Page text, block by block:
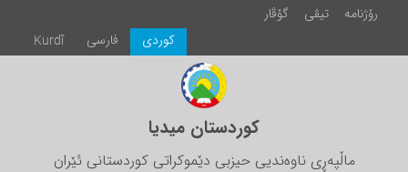
رۆژنامە تیڤی
گۆڤار
Kurdî
فارسی كوردی
کوردستان میدیا
ماڵپەڕی ناوەندیی حیزبی دێموکراتی کوردستانی ئێران